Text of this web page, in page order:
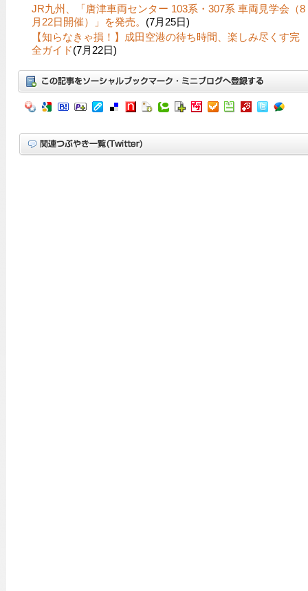
JR九州、「唐津車両センター 103系・307系 車両見学会（8
月22日開催）」を発売。 (7月25日)
【知らなきゃ損！】成田空港の待ち時間、楽しみ尽くす完
全ガイド(7月22日)